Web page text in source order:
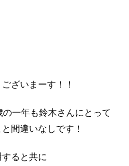
ざいまーす！！
一年も鈴木さんにとって
間違いなしです！
ると共に